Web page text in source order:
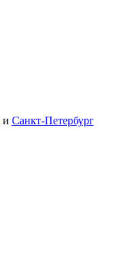
и Санкт-Петербург